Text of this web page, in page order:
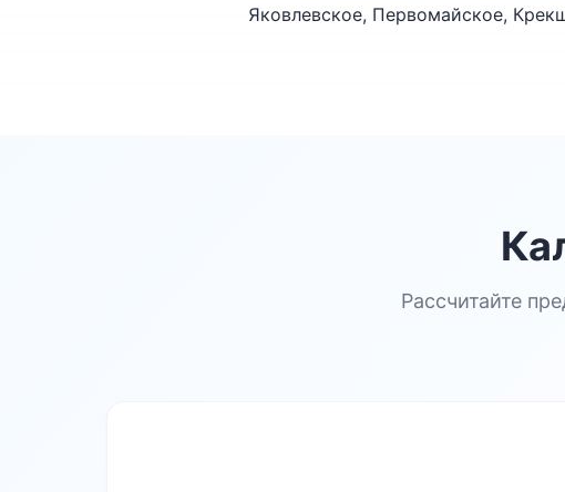
Яковлевское, Первомайское,
Рассчитайте